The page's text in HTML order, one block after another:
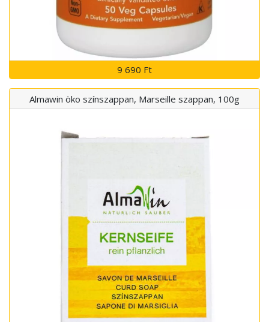
9 690 Ft
Almawin öko színszappan, Marseille szappan, 100g